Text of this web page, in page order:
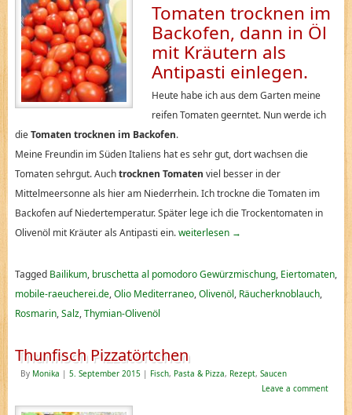
Tomaten trocknen im
Backofen, dann in Öl
mit Kräutern als
Antipasti einlegen.
Heute habe ich aus dem Garten meine
reifen Tomaten geerntet. Nun werde ich
dieTomaten trocknen im Backofen.
Meine Freundin im Süden Italiens hat es sehr gut, dort wachsen die
Tomaten sehrgut. Auchtrocknen Tomaten viel besser in der
Mittelmeersonne als hier am Niederrhein. Ich trockne die Tomaten im
Backofen auf Niedertemperatur. Später lege ich die Trockentomaten in
Olivenöl mit Kräuter als Antipasti ein.weiterlesen →
Tagged Bailikum, bruschetta al pomodoro Gewürzmischung, Eiertomaten,
mobile-raeucherei.de,Olio Mediterraneo,Olivenöl, Räucherknoblauch,
Rosmarin,Salz,Thymian-Olivenöl
Thunfisch Pizzatörtchen
By Monika | 5. September 2015 | Fisch, Pasta & Pizza, Rezept, Saucen
Leave a comment